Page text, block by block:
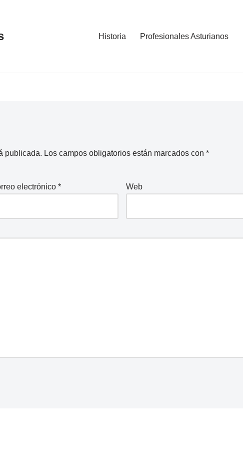
Historia Profesionales Asturianos
publicada. Los campos obligatorios están marcados con *
electrónico * Web